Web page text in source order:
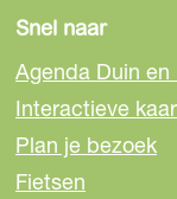
o
k
A
p
Snel naar
Agenda Duin
Interactieve
Plan je bezoek
Fietsen